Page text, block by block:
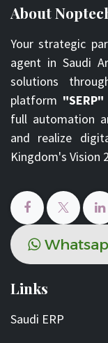
About
Your strategic
agent in Saudi
solutions
platform "SERP"
full automation
and realize
Kingdom's Vision
Links
Saudi ERP